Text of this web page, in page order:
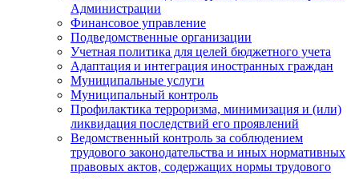
Администрации
Финансовое управление
Подведомственные организации
Учетная политика для целей бюджетного учета
Адаптация и интеграция иностранных граждан
Муниципальные услуги
Муниципальный контроль
Профилактика терроризма, минимизация и (или)
ликвидация последствий его проявлений
Ведомственный контроль за соблюдением
трудового законодательства и иных нормативных
правовых актов, содержащих нормы трудового